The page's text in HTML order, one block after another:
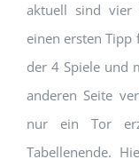
aktuell sind vier
einen ersten Tipp
der 4 Spiele und
anderen Seite
nur ein Tor
Tabellenende.